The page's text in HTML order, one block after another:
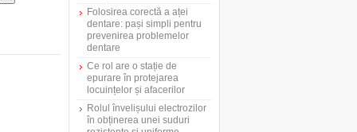
Folosirea corectă a aței
dentare: pași simpli pentru
prevenirea problemelor
dentare
Ce rol are o stație de
epurare în protejarea
locuințelor și afacerilor
Rolul învelișului electrozilor
în obținerea unei suduri